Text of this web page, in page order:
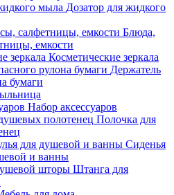
Дозатор для жидкого
Блюда,
емкости
Косметические зеркала
Держатель
бумаги
Набор аксессуаров
Полочка для
Сиденья
и ванны
Штанга для